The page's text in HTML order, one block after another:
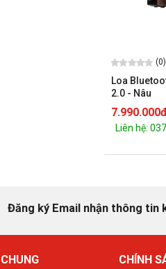
(0)
Loa
2.0 - Nâu
Liên hệ:
Đăng ký Email nhận thông tin
CHÍNH